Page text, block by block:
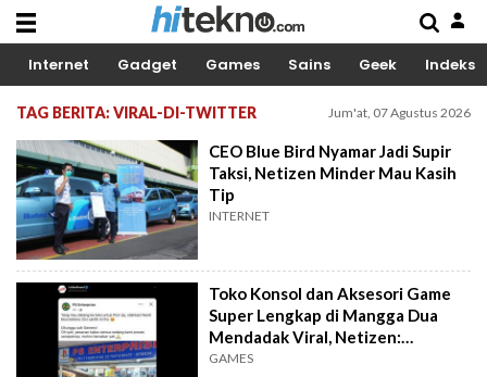
Internet Gadget Games Sains Geek Indeks
TAG BERITA: VIRAL-DI-TWITTER Jum'at, 07 Agustus 2026
CEO Blue Bird Nyamar Jadi Supir
Taksi, Netizen Minder Mau Kasih
Tip
INTERNET
Toko Konsol dan Aksesori Game
Super Lengkap di Mangga Dua
Mendadak Viral, Netizen:
Legends!
GAMES